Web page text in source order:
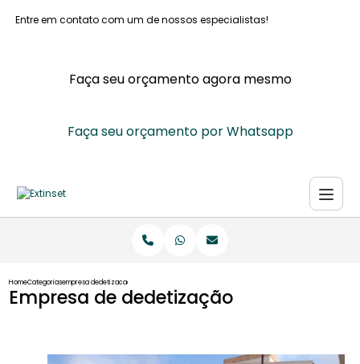
Entre em contato com um de nossos especialistas!
Faça seu orçamento agora mesmo
Faça seu orçamento por Whatsapp
HomeCategoriasempresa dedetizacao
Empresa de dedetização